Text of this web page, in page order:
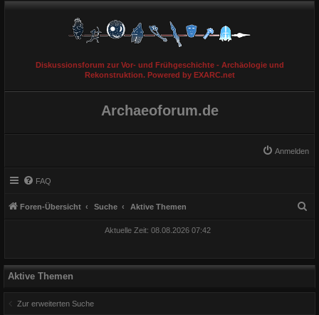
Diskussionsforum zur Vor- und Frühgeschichte - Archäologie und
Rekonstruktion. Powered by EXARC.net
Archaeoforum.de
Anmelden
FAQ
Foren-Übersicht Suche Aktive Themen
Aktuelle Zeit: 08.08.2026 07:42
Aktive Themen
Zur erweiterten Suche